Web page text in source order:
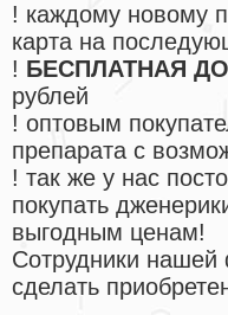
! каждому новому
карта на
! БЕСПЛАТНАЯ
рублей
! оптовым
препарата с
! так же у нас
покупать
выгодным ценам!
Cотрудники
сделать